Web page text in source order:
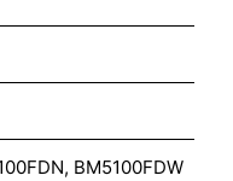
BM5100FDW